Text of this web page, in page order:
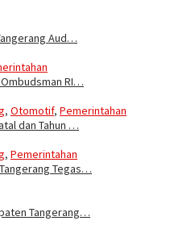
Aud…
Ombudsman RI…
, Otomotif, Pemerintahan
dan Tahun …
, Pemerintahan
Tegas…
Tangerang…